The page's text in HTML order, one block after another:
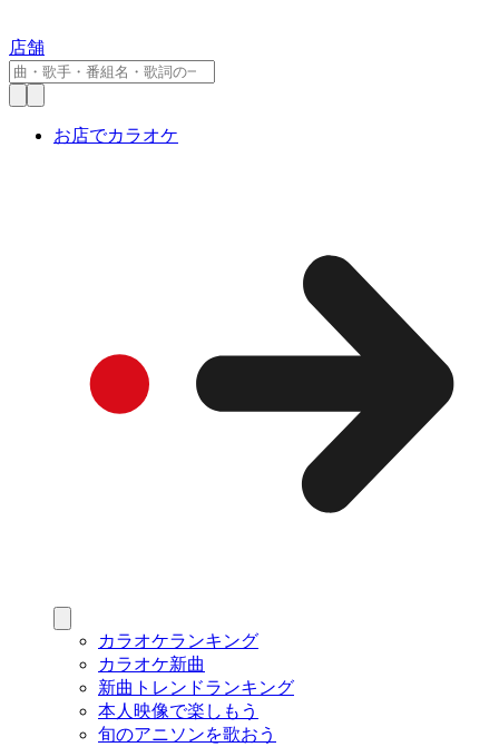
店舗
お店でカラオケ
カラオケランキング
カラオケ新曲
新曲トレンドランキング
本人映像で楽しもう
旬のアニソンを歌おう